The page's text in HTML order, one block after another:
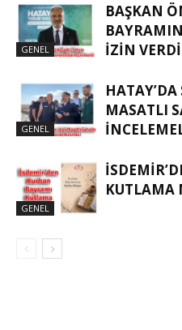
GENEL
BAŞKAN
İZIN VERDI
GENEL
MASATLI
GENEL
KUTLAMA